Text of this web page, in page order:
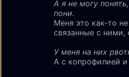
А я не могу
пони.
Меня это как-то
связанные с ними,
У меня на них
А с копрофилией и